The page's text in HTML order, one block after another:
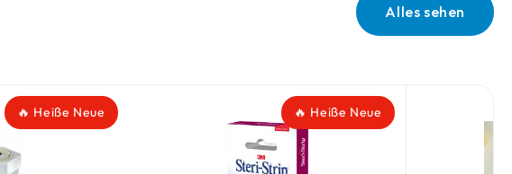
Alles sehen
🔥 Heiße Neue 🔥 Heiße Neue